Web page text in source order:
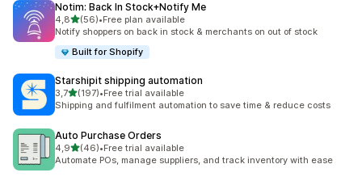
Notim: Back In Stock+Notify Me
4,85 yıldız üzerinden
(56)
toplam 56 değerlendirme
•Free plan available
Notify shoppers on back in stock & merchants on out of stock
Built for Shopify
Starshipit shipping automation
3,75 yıldız üzerinden
(197)
toplam 197 değerlendirme
•Free trial available
Shipping and fulfilment automation to save time & reduce costs
Auto Purchase Orders
4,95 yıldız üzerinden
(46)
toplam 46 değerlendirme
•Free trial available
Automate POs, manage suppliers, and track inventory with ease